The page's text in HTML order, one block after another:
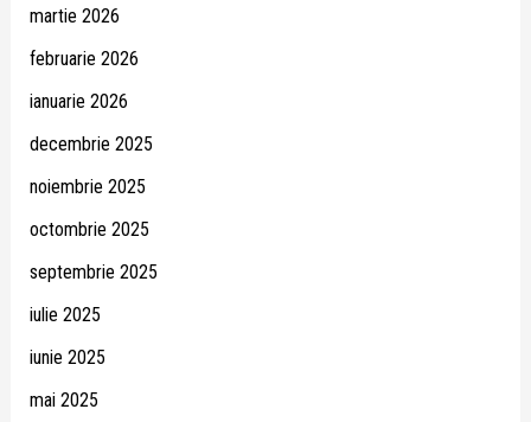
martie 2026
februarie 2026
ianuarie 2026
decembrie 2025
noiembrie 2025
octombrie 2025
septembrie 2025
iulie 2025
iunie 2025
mai 2025